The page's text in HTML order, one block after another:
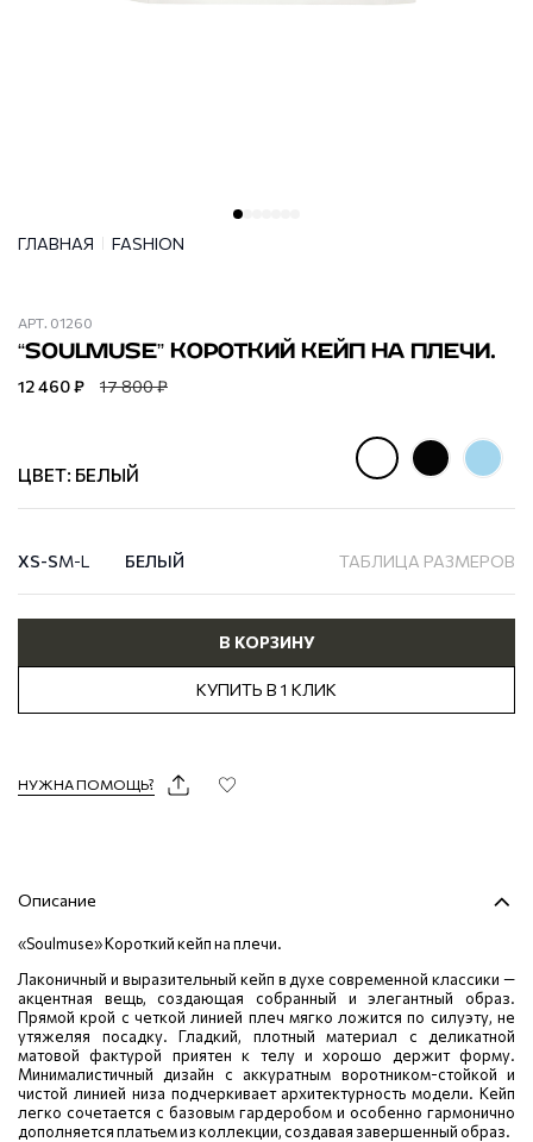
ГЛАВНАЯ FASHION
АРТ. 01260
“SOULMUSE” КОРОТКИЙ КЕЙП НА ПЛЕЧИ.
12 460 ₽ 17 800 ₽
ЦВЕТ: БЕЛЫЙ
В КОРЗИНУ
КУПИТЬ В 1 КЛИК
XS-SM-L БЕЛЫЙ ТАБЛИЦА РАЗМЕРОВ
НУЖНА ПОМОЩЬ?
Описание
«Soulmuse» Короткий кейп на плечи.
Лаконичный и выразительный кейп в духе современной классики —
акцентная вещь, создающая собранный и элегантный образ.
Прямой крой с четкой линией плеч мягко ложится по силуэту, не
утяжеляя посадку. Гладкий, плотный материал с деликатной
матовой фактурой приятен к телу и хорошо держит форму.
Минималистичный дизайн с аккуратным воротником-стойкой и
чистой линией низа подчеркивает архитектурность модели. Кейп
легко сочетается с базовым гардеробом и особенно гармонично
дополняется платьем из коллекции, создавая завершенный образ.